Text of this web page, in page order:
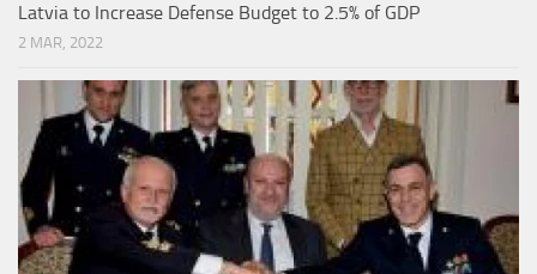
Latvia to Increase Defense Budget to 2.5% of GDP
2 MAR, 2022